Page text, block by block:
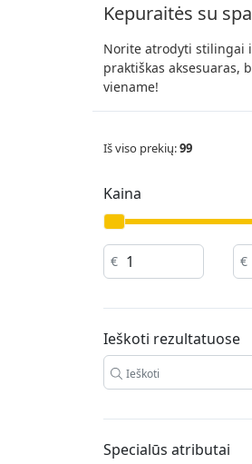
Kepuraitės su
Norite atrodyti stilingai
praktiškas aksesuaras,
viename!
Iš viso prekių:99
Kaina
€ €
Ieškoti rezultatuose
Specialūs atributai